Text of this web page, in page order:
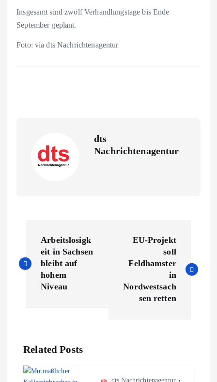
Insgesamt sind zwölf Verhandlungstage bis Ende
September geplant.
Foto: via dts Nachrichtenagentur
dts
Nachrichtenagentur
e
a
g
Arbeitslosigk
eit in Sachsen
bleibt auf
hohem
Niveau
EU-Projekt
soll
Feldhamster
in
Nordwestsach
sen retten
Related Posts
dts Nachrichtenagentur